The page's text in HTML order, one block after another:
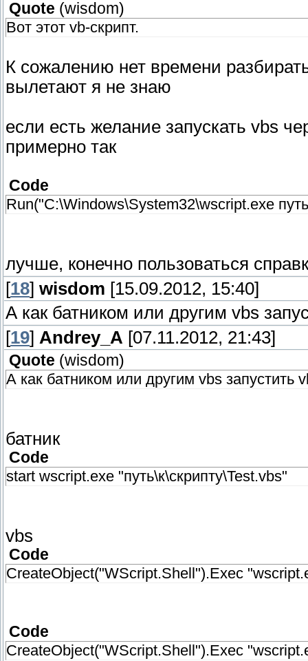
Quote (wisdom)
Вот этот vb-скрипт.
К сожалению нет времени
вылетают я не знаю
если есть желание запускать vbs
примерно так
Code
Run("C:\Windows\System32\wscript.exe
лучше, конечно пользоваться
[18] wisdom [15.09.2012, 15:40]
А как батником или другим vbs
[19] Andrey_A [07.11.2012, 21:43]
Quote (wisdom)
А как батником или другим vbs запустить
батник
Code
start wscript.exe "путь\к\скрипту\Test.vbs"
vbs
Code
CreateObject("WScript.Shell").Exec
Code
CreateObject("WScript.Shell").Exec